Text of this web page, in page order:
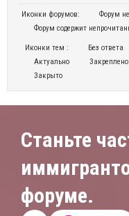
Иконки форумов:
Форум
Форум содержит
Иконки тем : Без ответа
Актуально
Закреплено
Закрыто
Станьте
форуме.